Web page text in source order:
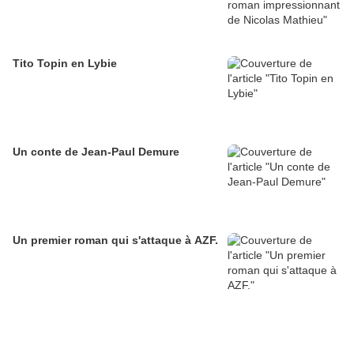
Tito Topin en Lybie
Un conte de Jean-Paul Demure
Un premier roman qui s'attaque à AZF.